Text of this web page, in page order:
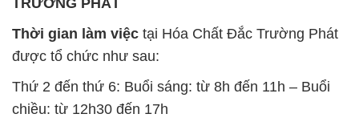
chiều: từ 12h30 đến 17h
Thứ 7: Buổi sáng: từ 8h đến 11h – Buổi chiều: từ
12h30 đến 16h
Chủ nhật: Nghỉ chủ nhật hàng tuần